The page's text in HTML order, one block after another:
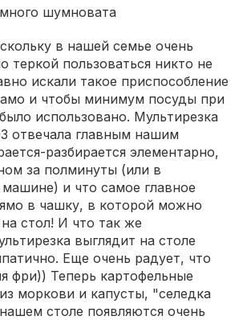
шумновата
в нашей семье очень
теркой пользоваться никто не
искали такое приспособление
и чтобы минимум посуды при
использовано. Мультирезка
отвечала главным нашим
разбирается элементарно,
за полминуты (или в
и что самое главное
в чашку, в которой можно
стол! И что так же
выглядит на столе
Еще очень радует, что
фри)) Теперь картофельные
моркови и капусты, "селедка
столе появляются очень